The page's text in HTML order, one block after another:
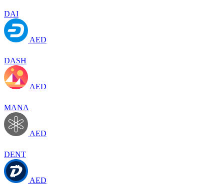
DAI
AED
DASH
AED
MANA
AED
DENT
AED